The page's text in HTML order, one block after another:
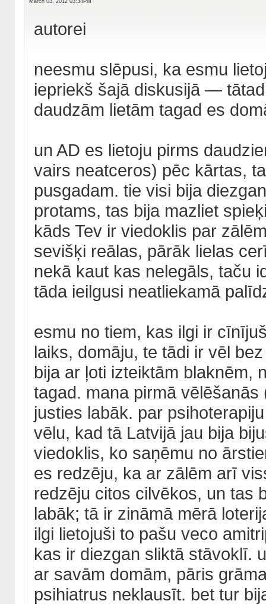
March 03, 2012 03:34PM
autorei
neesmu slēpusi, ka esmu
iepriekš šajā diskusijā —
daudzām lietām tagad es
un AD es lietoju pirms
vairs neatceros) pēc kārtas,
pusgadam. tie visi bija
protams, tas bija mazliet
kāds Tev ir viedoklis par
sevišķi reālas, pārāk lielas
nekā kaut kas nelegāls, taču
tāda ieilgusi neatliekamā
esmu no tiem, kas ilgi ir
laiks, domāju, te tādi ir vēl
bija ar ļoti izteiktām blaknēm,
tagad. mana pirmā
justies labāk. par
vēlu, kad tā Latvijā jau bija
viedoklis, ko saņēmu no
es redzēju, ka ar zālēm arī
redzēju citos cilvēkos, un tas
labāk; tā ir zināmā mērā
ilgi lietojuši to pašu veco
kas ir diezgan sliktā stāvoklī.
ar savām domām, pāris
psihiatrus neklausīt. bet tur